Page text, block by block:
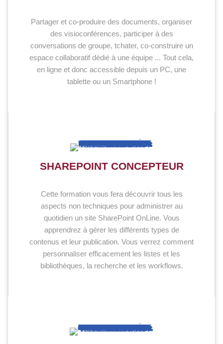
Partager et co-produire des documents, organiser
des visioconférences, participer à des
conversations de groupe, tchater, co-construire un
espace collaboratif dédié à une équipe ... Tout cela,
en ligne et donc accessible depuis un PC, une
tablette ou un Smartphone !
SHAREPOINT CONCEPTEUR
Cette formation vous fera découvrir tous les
aspects non techniques pour administrer au
quotidien un site SharePoint OnLine. Vous
apprendrez à gérer les différents types de
contenus et leur publication. Vous verrez comment
personnaliser efficacement les listes et les
bibliothèques, la recherche et les workflows.